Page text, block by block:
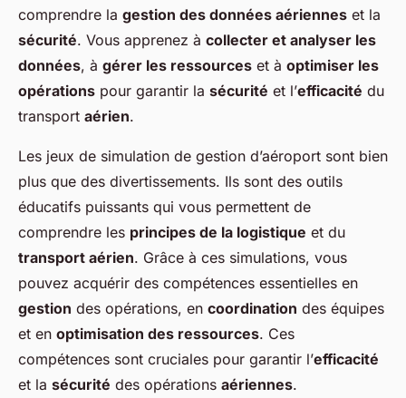
comprendre la gestion des données aériennes et la
sécurité. Vous apprenez à collecter et analyser les
données, à gérer les ressources et à optimiser les
opérations pour garantir la sécurité et l’efficacité du
transport aérien.
Les jeux de simulation de gestion d’aéroport sont bien
plus que des divertissements. Ils sont des outils
éducatifs puissants qui vous permettent de
comprendre les principes de la logistique et du
transport aérien. Grâce à ces simulations, vous
pouvez acquérir des compétences essentielles en
gestion des opérations, en coordination des équipes
et en optimisation des ressources. Ces
compétences sont cruciales pour garantir l’efficacité
et la sécurité des opérations aériennes.